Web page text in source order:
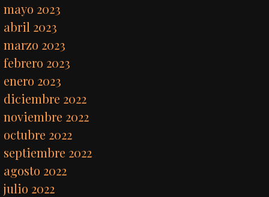
mayo 2023
abril 2023
marzo 2023
febrero 2023
enero 2023
diciembre 2022
noviembre 2022
octubre 2022
septiembre 2022
agosto 2022
julio 2022